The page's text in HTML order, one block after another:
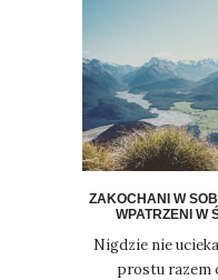
ZAKOCHANI W
WPATRZENI W
Nigdzie nie
prostu razem